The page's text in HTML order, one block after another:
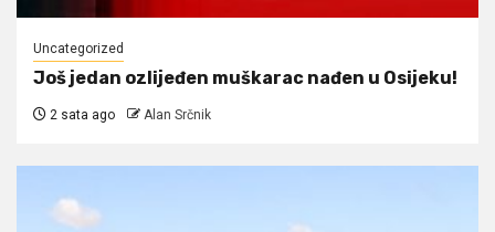
Uncategorized
Još jedan ozlijeđen muškarac nađen u Osijeku!
2 sata ago Alan Srčnik